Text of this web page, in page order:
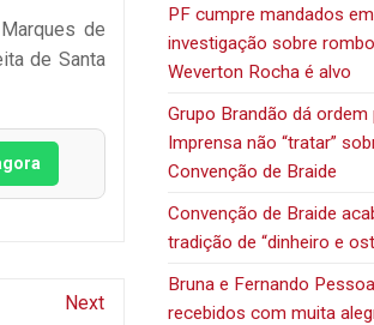
de
de Santa
Next
PF cumpre mandados em
investigação sobre
Weverton Rocha é alvo
Grupo Brandão dá ordem
Imprensa não “tratar”
Convenção de Braide
Convenção de Braide
tradição de “dinheiro e
Bruna e Fernando
recebidos com muita